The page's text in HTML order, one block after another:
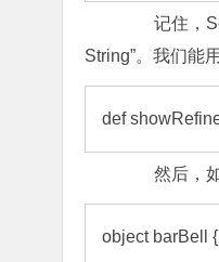
记住，
String”。我们能
def
然后，如
object barBell